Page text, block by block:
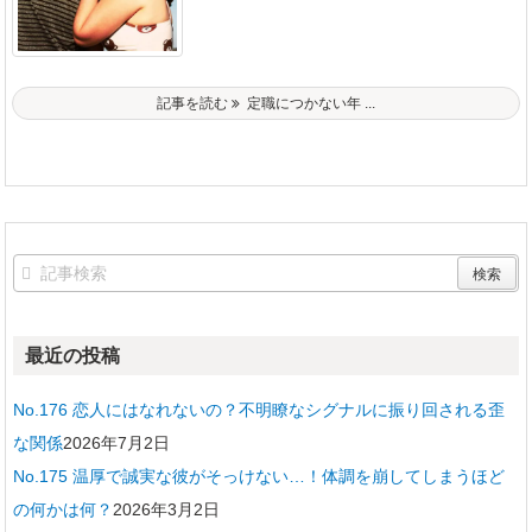
記事を読む 定職につかない年 ...
最近の投稿
No.176 恋人にはなれないの？不明瞭なシグナルに振り回される歪
な関係2026年7月2日
No.175 温厚で誠実な彼がそっけない…！体調を崩してしまうほど
の何かは何？ 2026年3月2日